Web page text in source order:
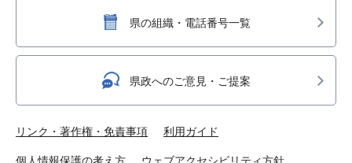
県の組織・電話番号一覧
県政へのご意見・ご提案
リンク・著作権・免責事項 利用ガイド